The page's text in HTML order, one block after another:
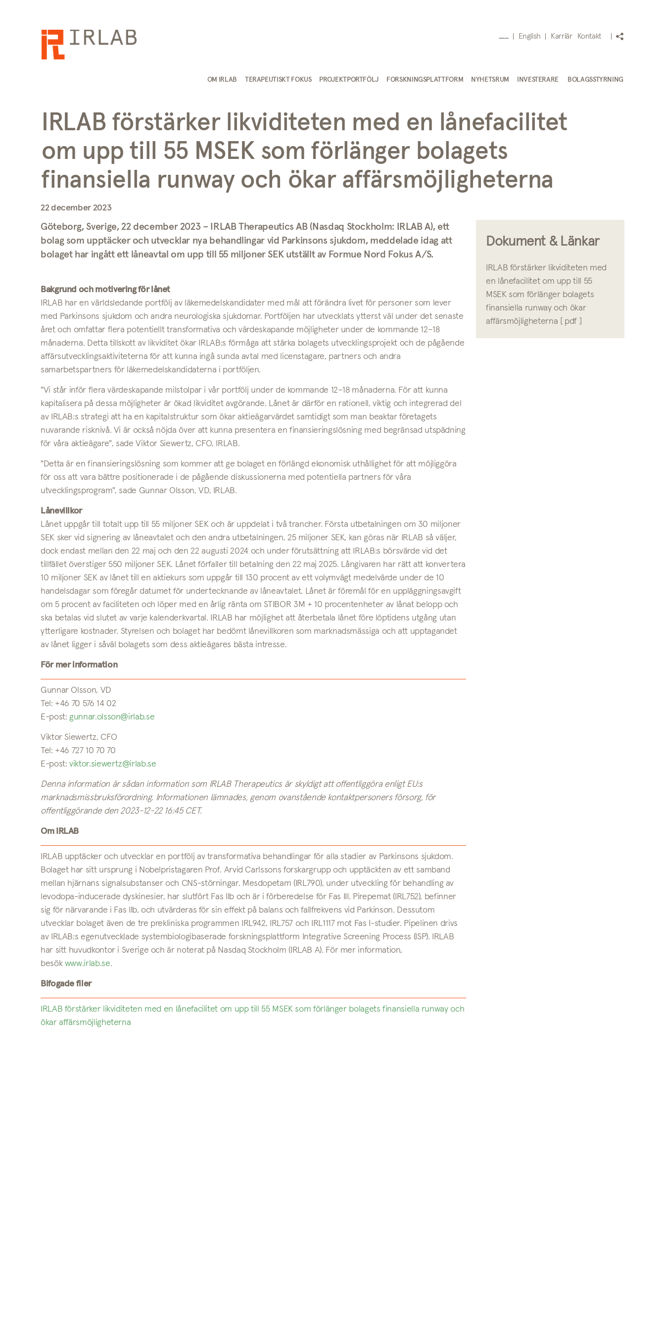
___ English Karriär Kontakt
OM IRLAB TERAPEUTISKT FOKUS PROJEKTPORTFÖLJ FORSKNINGSPLATTFORM NYHETSRUM INVESTERARE BOLAGSSTYRNING
IRLAB förstärker likviditeten med en lånefacilitet
om upp till 55 MSEK som förlänger bolagets
finansiella runway och ökar affärsmöjligheterna
22 december 2023
Göteborg, Sverige, 22 december 2023 – IRLAB Therapeutics AB (Nasdaq Stockholm: IRLAB A), ett
bolag som upptäcker och utvecklar nya behandlingar vid Parkinsons sjukdom, meddelade idag att
bolaget har ingått ett låneavtal om upp till 55 miljoner SEK utställt av Formue Nord Fokus A/S.
Bakgrund och motivering för lånet
IRLAB har en världsledande portfölj av läkemedelskandidater med mål att förändra livet för personer som lever
med Parkinsons sjukdom och andra neurologiska sjukdomar. Portföljen har utvecklats ytterst väl under det senaste
året och omfattar flera potentiellt transformativa och värdeskapande möjligheter under de kommande 12–18
månaderna. Detta tillskott av likviditet ökar IRLAB:s förmåga att stärka bolagets utvecklingsprojekt och de pågående
affärsutvecklingsaktiviteterna för att kunna ingå sunda avtal med licenstagare, partners och andra
samarbetspartners för läkemedelskandidaterna i portföljen.
"Vi står inför flera värdeskapande milstolpar i vår portfölj under de kommande 12–18 månaderna. För att kunna
kapitalisera på dessa möjligheter är ökad likviditet avgörande. Lånet är därför en rationell, viktig och integrerad del
av IRLAB:s strategi att ha en kapitalstruktur som ökar aktieägarvärdet samtidigt som man beaktar företagets
nuvarande risknivå. Vi är också nöjda över att kunna presentera en finansieringslösning med begränsad utspädning
för våra aktieägare", sade Viktor Siewertz, CFO, IRLAB.
"Detta är en finansieringslösning som kommer att ge bolaget en förlängd ekonomisk uthållighet för att möjliggöra
för oss att vara bättre positionerade i de pågående diskussionerna med potentiella partners för våra
utvecklingsprogram", sade Gunnar Olsson, VD, IRLAB.
Lånevillkor
Lånet uppgår till totalt upp till 55 miljoner SEK och är uppdelat i två trancher. Första utbetalningen om 30 miljoner
SEK sker vid signering av låneavtalet och den andra utbetalningen, 25 miljoner SEK, kan göras när IRLAB så väljer,
dock endast mellan den 22 maj och den 22 augusti 2024 och under förutsättning att IRLAB:s börsvärde vid det
tillfället överstiger 550 miljoner SEK. Lånet förfaller till betalning den 22 maj 2025. Långivaren har rätt att konvertera
10 miljoner SEK av lånet till en aktiekurs som uppgår till 130 procent av ett volymvägt medelvärde under de 10
handelsdagar som föregår datumet för undertecknande av låneavtalet. Lånet är föremål för en uppläggningsavgift
om 5 procent av faciliteten och löper med en årlig ränta om STIBOR 3M + 10 procentenheter av lånat belopp och
ska betalas vid slutet av varje kalenderkvartal. IRLAB har möjlighet att återbetala lånet före löptidens utgång utan
ytterligare kostnader. Styrelsen och bolaget har bedömt lånevillkoren som marknadsmässiga och att upptagandet
av lånet ligger i såväl bolagets som dess aktieägares bästa intresse.
För mer information
Gunnar Olsson, VD
Tel: +46 70 576 14 02
E-post: gunnar.olsson@irlab.se
Viktor Siewertz, CFO
Tel: +46 727 10 70 70
E-post:viktor.siewertz@irlab.se
Denna information är sådan information som IRLAB Therapeutics är skyldigt att offentliggöra enligt EU:s
marknadsmissbruksförordning. Informationen lämnades, genom ovanstående kontaktpersoners försorg, för
offentliggörande den 2023-12-22 16:45 CET.
Om IRLAB
IRLAB upptäcker och utvecklar en portfölj av transformativa behandlingar för alla stadier av Parkinsons sjukdom.
Bolaget har sitt ursprung i Nobelpristagaren Prof. Arvid Carlssons forskargrupp och upptäckten av ett samband
mellan hjärnans signalsubstanser och CNS-störningar. Mesdopetam (IRL790), under utveckling för behandling av
levodopa-inducerade dyskinesier, har slutfört Fas IIb och är i förberedelse för Fas III. Pirepemat (IRL752), befinner
sig för närvarande i Fas IIb, och utvärderas för sin effekt på balans och fallfrekvens vid Parkinson. Dessutom
utvecklar bolaget även de tre prekliniska programmen IRL942, IRL757 och IRL1117 mot Fas I-studier. Pipelinen drivs
av IRLAB:s egenutvecklade systembiologibaserade forskningsplattform Integrative Screening Process (ISP). IRLAB
har sitt huvudkontor i Sverige och är noterat på Nasdaq Stockholm (IRLAB A). För mer information,
besök www.irlab.se.
Bifogade filer
IRLAB förstärker likviditeten med en lånefacilitet om upp till 55 MSEK som förlänger bolagets finansiella runway och
ökar affärsmöjligheterna
Dokument & Länkar
IRLAB förstärker likviditeten med
en lånefacilitet om upp till 55
MSEK som förlänger bolagets
finansiella runway och ökar
affärsmöjligheterna [ pdf ]